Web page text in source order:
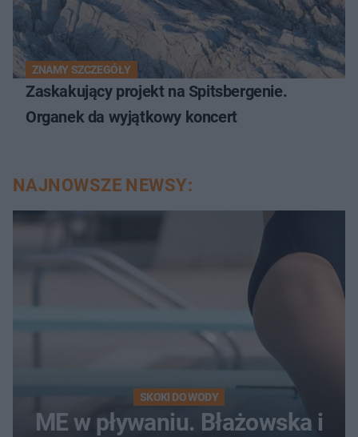
ZNAMY SZCZEGÓŁY
Zaskakujący projekt na Spitsbergenie.
Organek da wyjątkowy koncert
NAJNOWSZE NEWSY:
SKOKI DO WODY
ME w pływaniu. Błażowska i